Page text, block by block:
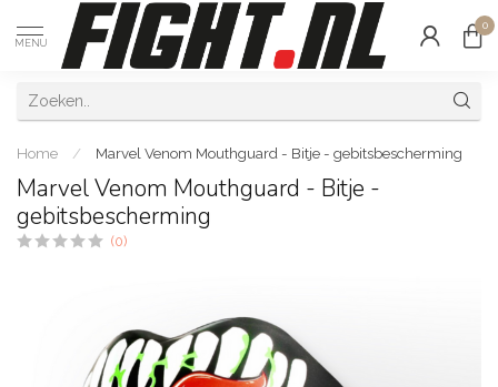
MENU
0
Home / Marvel Venom Mouthguard - Bitje - gebitsbescherming
Marvel Venom Mouthguard - Bitje -
gebitsbescherming
(0)